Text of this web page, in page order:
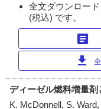
全文ダウンロー
(税込) です。
article
download
ディーゼル燃料増量
K. McDonnell, S.